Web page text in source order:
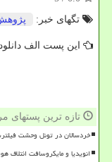
تگهای خبر:
این پست الف
تازه ترین پستهای
خردسالان در تونل وحشت
انویدیا و مایکروسافت